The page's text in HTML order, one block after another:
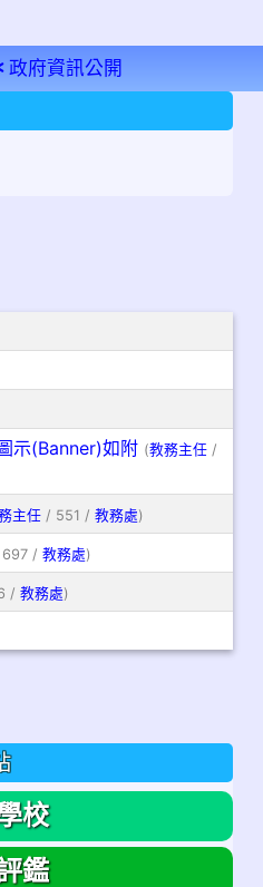
政府資訊公開
示(Banner)如附 (教務主任/
主任/ 551 / 教務處)
/ 教務處)
/ 教務處)
校
鑑